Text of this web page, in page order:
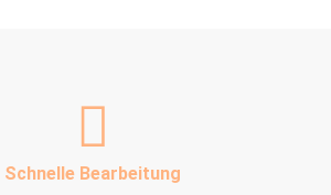
Schnelle Bearbeitung